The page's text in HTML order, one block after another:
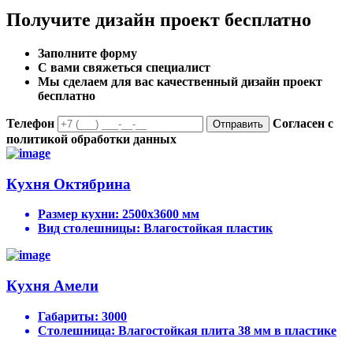
Получите дизайн проект бесплатно
Заполните форму
С вами свяжеться специалист
Мы сделаем для вас качественный дизайн проект
бесплатно
Телефон Отправить
Согласен с
политикой обработки данных
Кухня Октябрина
Размер кухни: 2500х3600 мм
Вид столешницы: Влагостойкая пластик
Кухня Амели
Габариты: 3000
Столешница: Влагостойкая плита 38 мм в пластике